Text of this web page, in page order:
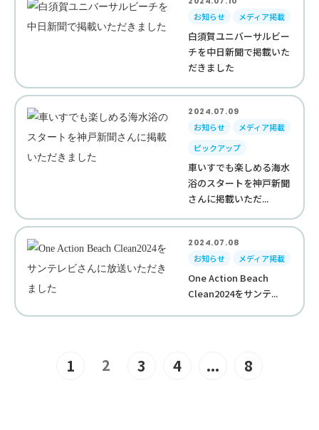
お知らせ
メディア掲載
白須賀ユニバーサルビー
チを中日新聞で掲載いた
だきました
2024.07.09
お知らせ
メディア掲載
ピックアップ
車いすでも楽しめる海水
浴のスタートを神戸新聞
さんに掲載いただ...
2024.07.08
お知らせ
メディア掲載
One Action Beach
Clean2024をサンテ...
1 2 3 4 ... 8